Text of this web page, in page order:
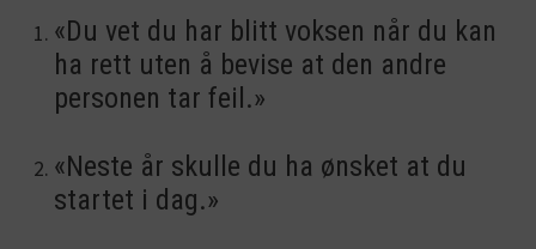
«Du vet du har blitt voksen når du kan
ha rett uten å bevise at den andre
personen tar feil.»
«Neste år skulle du ha ønsket at du
startet i dag.»